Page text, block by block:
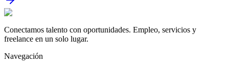
Conectamos talento con oportunidades. Empleo, servicios y
freelance en un solo lugar.
Navegación